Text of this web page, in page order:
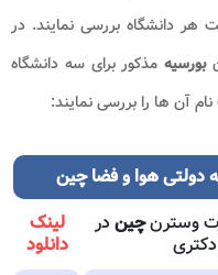
هر دانشگاه بررسی نمایند. در
بورسیه مذکور برای سه دانشگاه
آن ها را بررسی نمایند:
دولتی هوا و فضا چین
وسترنچین در
لینک
دانلود